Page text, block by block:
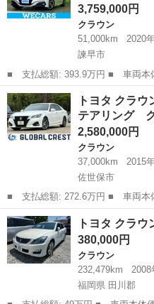
3,759,000円
クラウン
51,000km
2020
諫早市
■ 支払総額: 393.9万円 ■ 車両本体価格： 3,759,000 円 ■ メーカ
ー名： トヨタ ■ 車種名： クラ
名： ＲＳアドバンス サンルー
ナビ／トヨ...
長崎 諫早市 クラウン
トヨタ クラ
テアリング
2,580,000円
クラウン
37,000km
2015
佐世保市
■ 支払総額: 272.6万円 ■ 車両本体価格： 2,580,000 円 ■ メーカ
ー名： トヨタ ■ 車種名： ク
トＳ－Ｔ パワーステアリング
ＥＤヘッ...
長崎 佐世保市 クラウン
トヨタ クラウ
380,000円
クラウン
232,479km
2008
福岡県 田川郡